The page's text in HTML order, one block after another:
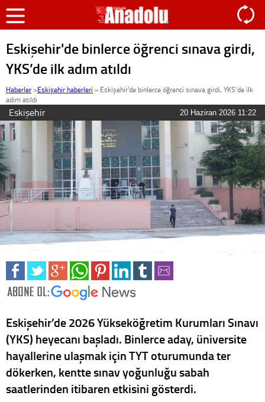
Eskişehir'de binlerce öğrenci sınava girdi,
YKS’de ilk adım atıldı
Haberler >Eskişehir haberleri » Eskişehir'de binlerce öğrenci sınava girdi, YKS’de ilk
adım atıldı
Eskişehir 20 Haziran 2026 11:22
Eskişehir’de 2026 Yükseköğretim Kurumları Sınavı
(YKS) heyecanı başladı. Binlerce aday, üniversite
hayallerine ulaşmak için TYT oturumunda ter
dökerken, kentte sınav yoğunluğu sabah
saatlerinden itibaren etkisini gösterdi.